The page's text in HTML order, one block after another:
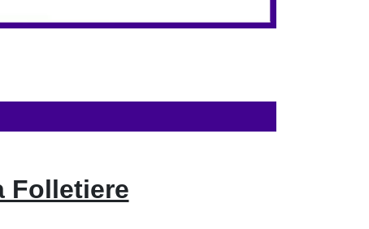
Folletiere